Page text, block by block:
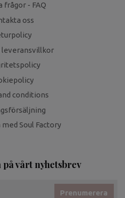
frågor - FAQ
oss
leveransvillkor
conditions
Soul Factory
vårt nyhetsbrev
Prenumerera